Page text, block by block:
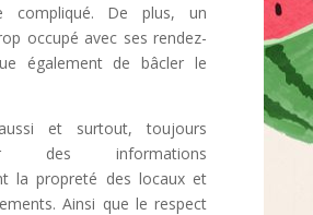
compliqué. De plus, un
occupé avec ses rendez-
également de bâcler le
et surtout, toujours
des informations
la propreté des locaux et
Ainsi que le respect